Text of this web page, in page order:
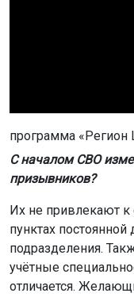
программа «Регион
С началом СВО
призывников?
Их не привлекают к
пунктах
подразделения.
учётные
отличается.